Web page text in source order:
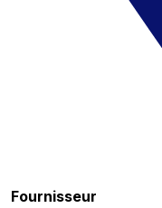
Fournisseur